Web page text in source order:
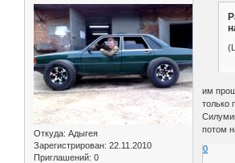
Откуда: Адыгея
Зарегистрирован: 22.11.2010
Приглашений: 0
им
только
потом
0